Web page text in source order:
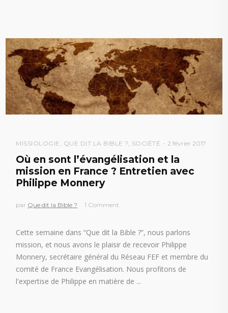
MISSIOLOGIE , QUE DIT LA BIBLE ?, SOCIÉTÉ 2 février 2017
Où en sont l’évangélisation et la
mission en France ? Entretien avec
Philippe Monnery
par Que dit la Bible ? 1 Comment
Cette semaine dans “Que dit la Bible ?”, nous parlons
mission, et nous avons le plaisir de recevoir Philippe
Monnery, secrétaire général du Réseau FEF et membre du
comité de France Evangélisation. Nous profitons de
l'expertise de Philippe en matière de